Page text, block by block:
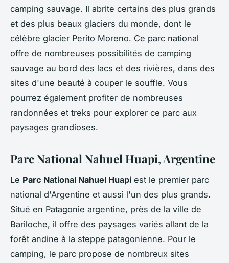
camping sauvage. Il abrite certains des plus grands
et des plus beaux glaciers du monde, dont le
célèbre glacier Perito Moreno. Ce parc national
offre de nombreuses possibilités de camping
sauvage au bord des lacs et des rivières, dans des
sites d'une beauté à couper le souffle. Vous
pourrez également profiter de nombreuses
randonnées et treks pour explorer ce parc aux
paysages grandioses.
Parc National Nahuel Huapi, Argentine
Le Parc National Nahuel Huapi est le premier parc
national d'Argentine et aussi l'un des plus grands.
Situé en Patagonie argentine, près de la ville de
Bariloche, il offre des paysages variés allant de la
forêt andine à la steppe patagonienne. Pour le
camping, le parc propose de nombreux sites